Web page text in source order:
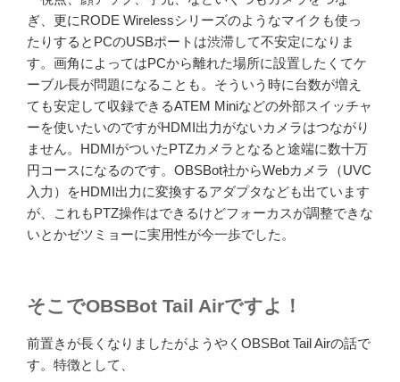
ぎ、更にRODE Wirelessシリーズのようなマイクも使っ
たりするとPCのUSBポートは渋滞して不安定になりま
す。画角によってはPCから離れた場所に設置したくてケ
ーブル長が問題になることも。そういう時に台数が増え
ても安定して収録できるATEM Miniなどの外部スイッチャ
ーを使いたいのですがHDMI出力がないカメラはつながり
ません。HDMIがついたPTZカメラとなると途端に数十万
円コースになるのです。OBSBot社からWebカメラ（UVC
入力）をHDMI出力に変換するアダプタなども出ています
が、これもPTZ操作はできるけどフォーカスが調整できな
いとかゼツミョーに実用性が今一歩でした。
そこでOBSBot Tail Airですよ！
前置きが長くなりましたがようやくOBSBot Tail Airの話で
す。特徴として、